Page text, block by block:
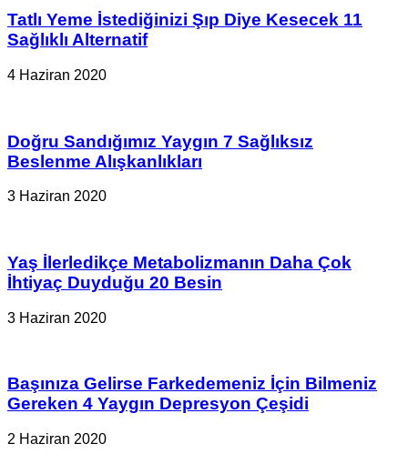
Tatlı Yeme İstediğinizi Şıp Diye Kesecek 11
Sağlıklı Alternatif
4 Haziran 2020
Doğru Sandığımız Yaygın 7 Sağlıksız
Beslenme Alışkanlıkları
3 Haziran 2020
Yaş İlerledikçe Metabolizmanın Daha Çok
İhtiyaç Duyduğu 20 Besin
3 Haziran 2020
Başınıza Gelirse Farkedemeniz İçin Bilmeniz
Gereken 4 Yaygın Depresyon Çeşidi
2 Haziran 2020